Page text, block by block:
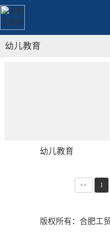
幼儿教育
幼儿教育
<< 1
版权所有：合肥工